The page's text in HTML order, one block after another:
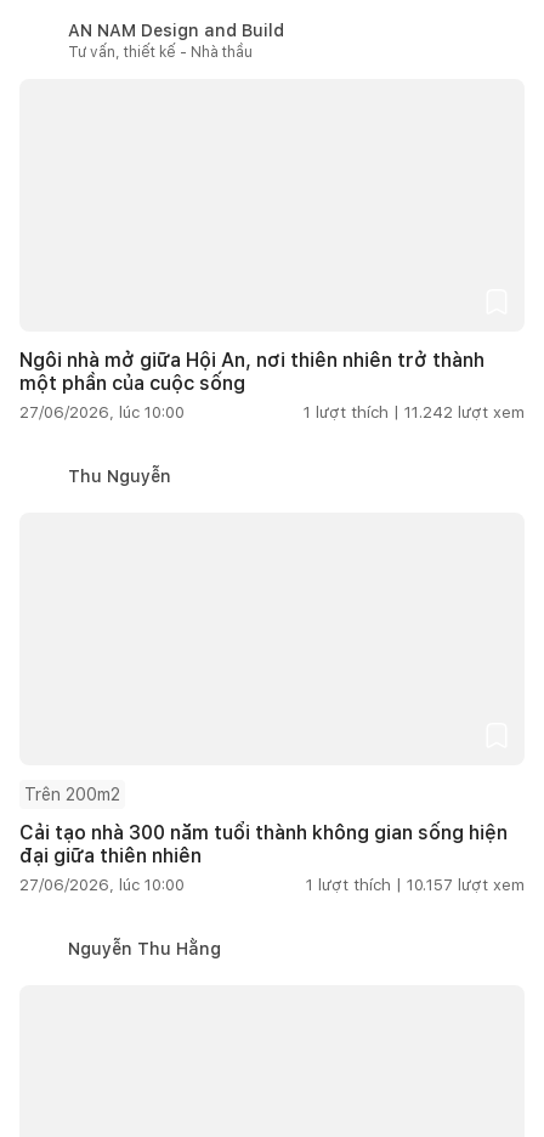
AN NAM Design and Build
Tư vấn, thiết kế - Nhà thầu
Ngôi nhà mở giữa Hội An, nơi thiên nhiên trở thành
một phần của cuộc sống
27/06/2026, lúc 10:00 1 lượt thích | 11.242 lượt xem
Thu Nguyễn
Trên 200m2
Cải tạo nhà 300 năm tuổi thành không gian sống hiện
đại giữa thiên nhiên
27/06/2026, lúc 10:00 1 lượt thích | 10.157 lượt xem
Nguyễn Thu Hằng